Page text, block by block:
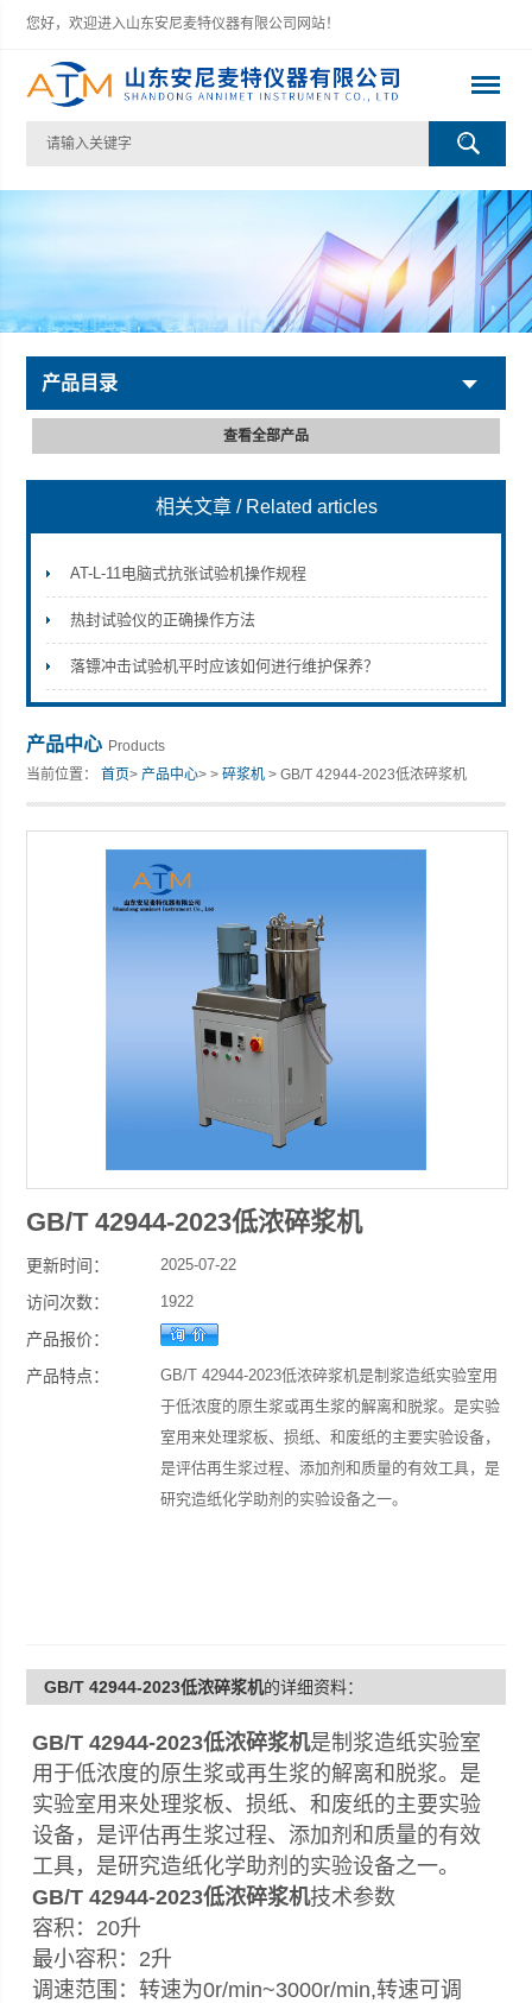
您好，欢迎进入山东安尼麦特仪器有限公司网站！
山东安尼麦特仪器有限公司
产品目录
查看全部产品
相关文章 / Related articles
AT-L-11电脑式抗张试验机操作规程
热封试验仪的正确操作方法
落镖冲击试验机平时应该如何进行维护保养？
产品中心 Products
当前位置：首页>产品中心> >碎浆机 > GB/T 42944-2023低浓碎浆机
GB/T 42944-2023低浓碎浆机
更新时间： 2025-07-22
访问次数： 1922
产品报价：
产品特点：
GB/T 42944-2023低浓碎浆机是制浆造纸实验室用
于低浓度的原生浆或再生浆的解离和脱浆。是实验
室用来处理浆板、损纸、和废纸的主要实验设备，
是评估再生浆过程、添加剂和质量的有效工具，是
研究造纸化学助剂的实验设备之一。
GB/T 42944-2023低浓碎浆机的详细资料：
GB/T 42944-2023低浓碎浆机是制浆造纸实验室
用于低浓度的原生浆或再生浆的解离和脱浆。是
实验室用来处理浆板、损纸、和废纸的主要实验
设备，是评估再生浆过程、添加剂和质量的有效
工具，是研究造纸化学助剂的实验设备之一。
GB/T 42944-2023低浓碎浆机技术参数
容积：20升
最小容积：2升
调速范围：转速为0r/min~3000r/min,转速可调